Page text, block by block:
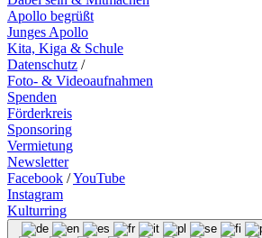
Apollo begrüßt
Junges Apollo
Kita, Kiga & Schule
Datenschutz /
Foto- & Videoaufnahmen
Spenden
Förderkreis
Sponsoring
Vermietung
Newsletter
Facebook /YouTube
Instagram
Kulturring